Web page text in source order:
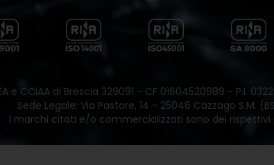
e CCiAA di Brescia 329091 - CF 01604520989 - P.I.
Sede Legale: Via Pastore, 14 - 25046 Cazzago S.M.
I marchi citati e/o commercializzati sono dei rispettivi